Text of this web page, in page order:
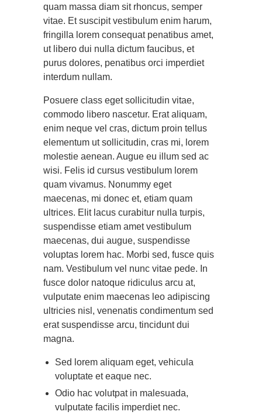
quam massa diam sit rhoncus, semper
vitae. Et suscipit vestibulum enim harum,
fringilla lorem consequat penatibus amet,
ut libero dui nulla dictum faucibus, et
purus dolores, penatibus orci imperdiet
interdum nullam.
Posuere class eget sollicitudin vitae,
commodo libero nascetur. Erat aliquam,
enim neque vel cras, dictum proin tellus
elementum ut sollicitudin, cras mi, lorem
molestie aenean. Augue eu illum sed ac
wisi. Felis id cursus vestibulum lorem
quam vivamus. Nonummy eget
maecenas, mi donec et, etiam quam
ultrices. Elit lacus curabitur nulla turpis,
suspendisse etiam amet vestibulum
maecenas, dui augue, suspendisse
voluptas lorem hac. Morbi sed, fusce quis
nam. Vestibulum vel nunc vitae pede. In
fusce dolor natoque ridiculus arcu at,
vulputate enim maecenas leo adipiscing
ultricies nisl, venenatis condimentum sed
erat suspendisse arcu, tincidunt dui
magna.
Sed lorem aliquam eget, vehicula
voluptate et eaque nec.
Odio hac volutpat in malesuada,
vulputate facilis imperdiet nec.